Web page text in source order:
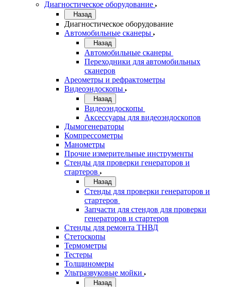
Диагностическое оборудование
Назад
Диагностическое оборудование
Автомобильные сканеры
Назад
Автомобильные сканеры
Переходники для автомобильных
сканеров
Ареометры и рефрактометры
Видеоэндоскопы
Назад
Видеоэндоскопы
Аксессуары для видеоэндоскопов
Дымогенераторы
Компрессометры
Манометры
Прочие измерительные инструменты
Стенды для проверки генераторов и
стартеров
Назад
Стенды для проверки генераторов и
стартеров
Запчасти для стендов для проверки
генераторов и стартеров
Стенды для ремонта ТНВД
Стетоскопы
Термометры
Тестеры
Толщиномеры
Ультразвуковые мойки
Назад